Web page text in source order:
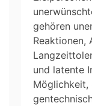
gehören
Reaktionen,
und latente
Möglichkeit,